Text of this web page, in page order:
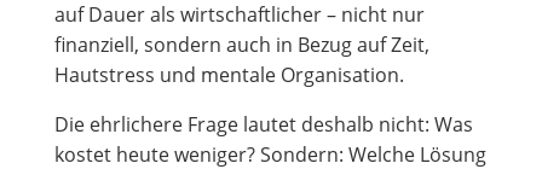
auf Dauer als wirtschaftlicher – nicht nur
finanziell, sondern auch in Bezug auf Zeit,
Hautstress und mentale Organisation.
Die ehrlichere Frage lautet deshalb nicht: Was
kostet heute weniger? Sondern: Welche Lösung